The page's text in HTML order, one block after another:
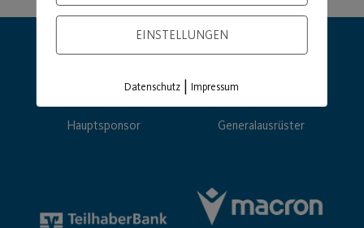
Hauptsponsor Generalausrüster
EINSTELLUNGEN
Datenschutz |Impressum